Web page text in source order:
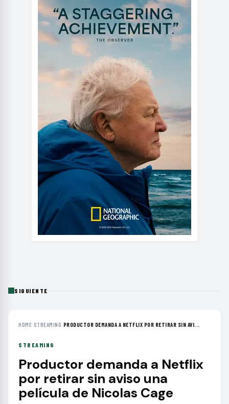
SIGUIENTE
HOME› STREAMING› PRODUCTOR DEMANDA A NETFLIX POR RETIRAR SIN AVI...
STREAMING
Productor demanda a Netflix
por retirar sin aviso una
película de Nicolas Cage